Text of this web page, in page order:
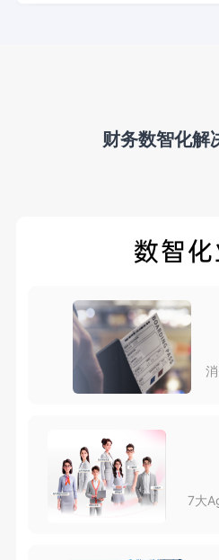
财务数智化解
数智
7大